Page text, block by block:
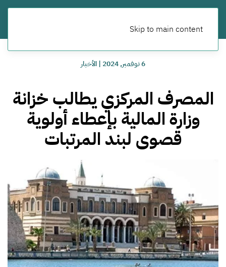
Skip to main content
6 نوفمبر, 2024 |الأخبار
المصرف المركزي يطالب خزانة
وزارة المالية بإعطاء أولوية
قصوى لبند المرتبات